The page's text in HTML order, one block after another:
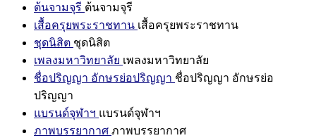
ต้นจามจุรี ต้นจามจุรี
เสื้อครุยพระราชทาน เสื้อครุยพระราชทาน
ชุดนิสิต ชุดนิสิต
เพลงมหาวิทยาลัย เพลงมหาวิทยาลัย
ชื่อปริญญา อักษรย่อปริญญา ชื่อปริญญา อักษรย่อ
ปริญญา
แบรนด์จุฬาฯ แบรนด์จุฬาฯ
ภาพบรรยากาศ ภาพบรรยากาศ